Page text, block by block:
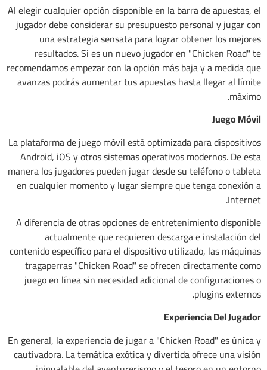
Al elegir cualquier opción disponible en la barra de apuestas, el
jugador debe considerar su presupuesto personal y jugar con
una estrategia sensata para lograr obtener los mejores
resultados. Si es un nuevo jugador en "Chicken Road" te
recomendamos empezar con la opción más baja y a medida que
avanzas podrás aumentar tus apuestas hasta llegar al límite
máximo.
Juego Móvil
La plataforma de juego móvil está optimizada para dispositivos
Android, iOS y otros sistemas operativos modernos. De esta
manera los jugadores pueden jugar desde su teléfono o tableta
en cualquier momento y lugar siempre que tenga conexión a
Internet.
A diferencia de otras opciones de entretenimiento disponible
actualmente que requieren descarga e instalación del
contenido específico para el dispositivo utilizado, las máquinas
tragaperras "Chicken Road" se ofrecen directamente como
juego en línea sin necesidad adicional de configuraciones o
plugins externos.
Experiencia Del Jugador
En general, la experiencia de jugar a "Chicken Road" es única y
cautivadora. La temática exótica y divertida ofrece una visión